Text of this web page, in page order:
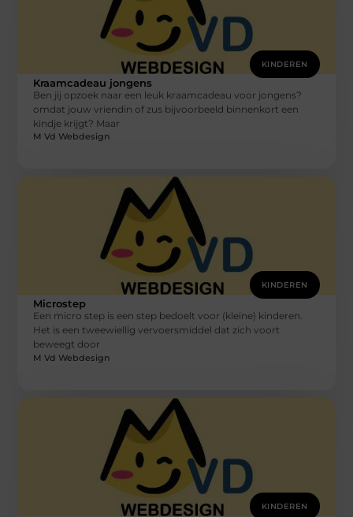
KINDEREN
Kraamcadeau jongens
Ben jij opzoek naar een leuk kraamcadeau voor jongens?
omdat jouw vriendin of zus bijvoorbeeld binnenkort een
kindje krijgt? Maar
M Vd Webdesign
KINDEREN
Microstep
Een micro step is een step bedoelt voor (kleine) kinderen.
Het is een tweewiellig vervoersmiddel dat zich voort
beweegt door
M Vd Webdesign
KINDEREN